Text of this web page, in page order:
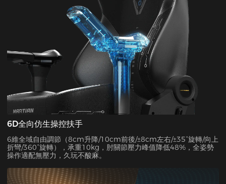
6D全向仿生操控扶手
6維全域自由調節（8cm升降/10cm前後/±8cm左右/±35°旋轉/向上
折彎/360°旋轉），承重10kg，肘關節壓力峰值降低48%，全姿勢
操作適配無壓力，久玩不酸麻。